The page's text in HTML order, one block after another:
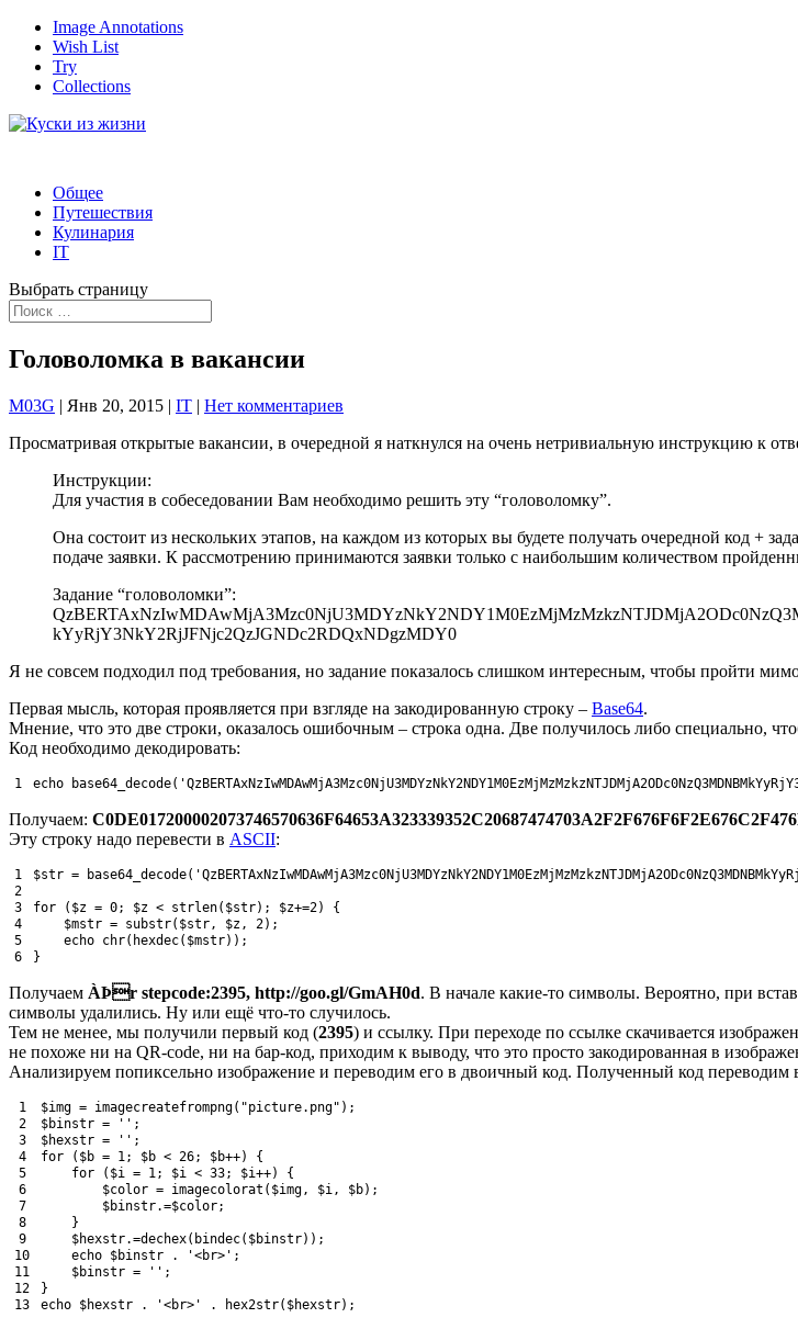
Image Annotations
Wish List
Try
Collections
Общее
Путешествия
Кулинария
IT
Выбрать страницу
Головоломка в вакансии
M03G | Янв 20, 2015 | IT | Нет комментариев
Просматривая открытые вакансии, в очередной я наткнулся на очень нетривиальную инструкцию к
Инструкции:
Для участия в собеседовании Вам необходимо решить эту “головоломку”.
Она состоит из нескольких этапов, на каждом из которых вы будете получать очередной код +
подаче заявки. К рассмотрению принимаются заявки только с наибольшим количеством
Задание “головоломки”:
kYyRjY3NkY2RjJFNjc2QzJGNDc2RDQxNDgzMDY0
Я не совсем подходил под требования, но задание показалось слишком интересным, чтобы пройти
Первая мысль, которая проявляется при взгляде на закодированную строку – Base64.
Мнение, что это две строки, оказалось ошибочным – строка одна. Две получилось либо специально,
Код необходимо декодировать:
1 echo base64_decode(
Получаем:
Эту строку надо перевести в ASCII:
1
2
3
4
5
6
$str = base64_decode(
for ( $z = 0; $z < strlen( $str) ; $z+=2)
{
$mstr = substr( $str, $z, 2) ;
echo chr( hexdec( $mstr) ) ;
}
Получаем ÀÞr stepcode:2395, http://goo.gl/GmAH0d. В начале какие-то символы. Вероятно, при
символы удалились. Ну или ещё что-то случилось.
Тем не менее, мы получили первый код (2395) и ссылку. При переходе по ссылке скачивается
не похоже ни на QR-code, ни на бар-код, приходим к выводу, что это просто закодированная в
Анализируем попиксельно изображение и переводим его в двоичный код. Полученный код
1
2
3
4
5
6
7
8
9
10
11
12
13
$img = imagecreatefrompng( "picture.png" ) ;
$binstr = '' ;
$hexstr = '' ;
for
( $b = 1; $b < 26; $b++)
{
for
( $i = 1; $i < 33; $i++)
{
$color = imagecolorat ( $img, $i, $b) ;
$binstr.=$color;
}
$hexstr.=dechex( bindec( $binstr) ) ;
echo $binstr . '<br>' ;
$binstr = '' ;
}
echo $hexstr . '<br>' . hex2str( $hexstr) ;